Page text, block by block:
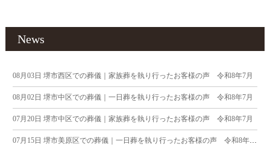
News
08月03日 堺市西区での葬儀｜家族葬を執り行ったお客様の声 令和8年7月
08月02日 堺市中区での葬儀｜一日葬を執り行ったお客様の声 令和8年7月
07月20日 堺市中区での葬儀｜家族葬を執り行ったお客様の声 令和8年7月
07月15日 堺市美原区での葬儀｜一日葬を執り行ったお客様の声 令和8年7月